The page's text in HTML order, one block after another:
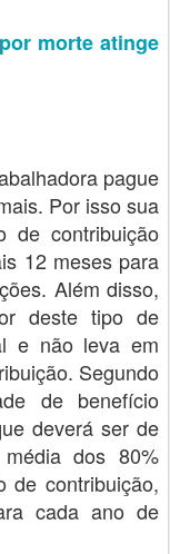
morte atinge
pague
Por isso sua
de contribuição
12 meses para
Além disso,
deste tipo de
e não leva em
Segundo
de benefício
deverá ser de
dos 80%
de contribuição,
cada ano de